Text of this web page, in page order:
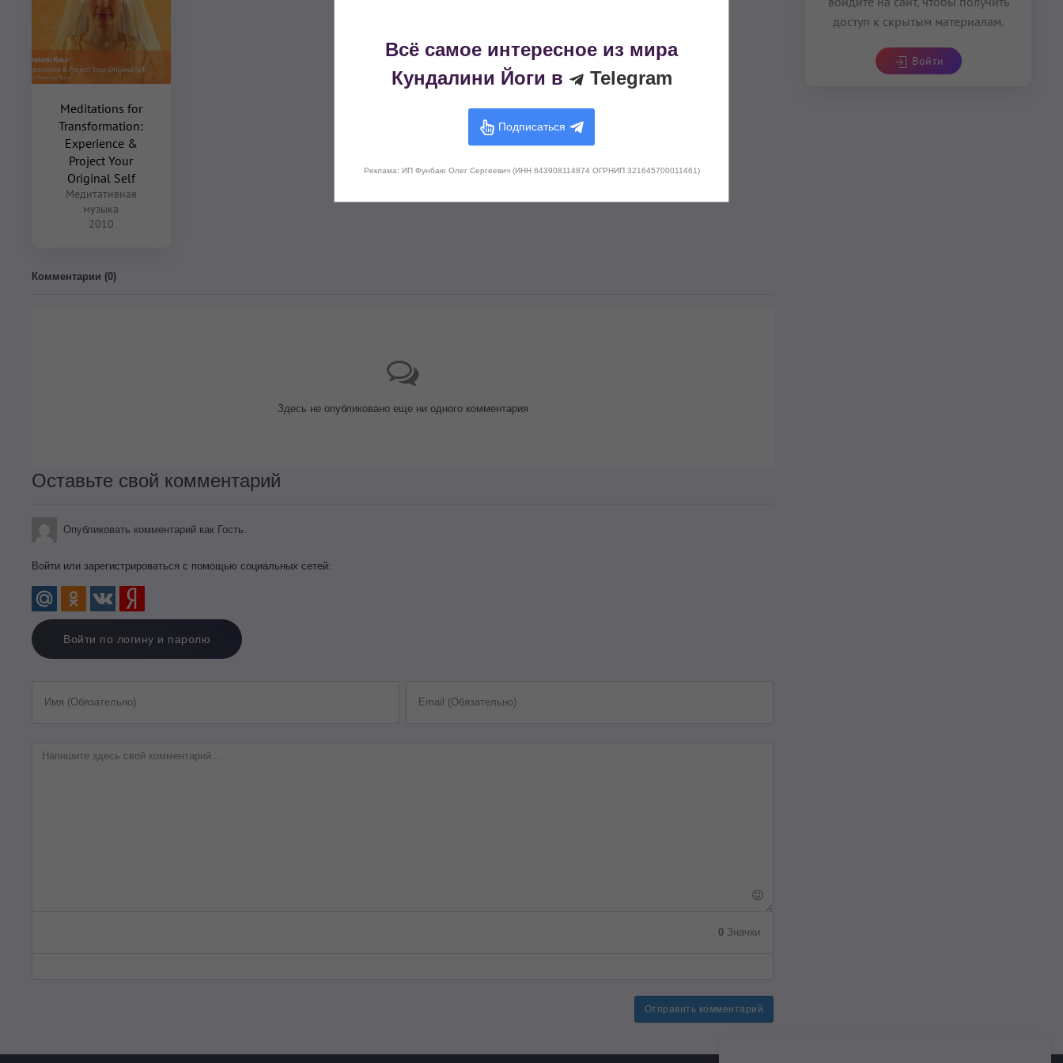
Meditations for
Transformation:
Experience &
Project Your
Original Self
Медитативная
музыка
2010
Комментарии (0)
Здесь не опубликовано еще ни одного комментария
Оставьте свой комментарий
Опубликовать комментарий как Гость.
Войти или зарегистрироваться с помощью социальных сетей:
Войти по логину и паролю
Имя (Обязательно) Email (Обязательно)
0 Значки
Отправить комментарий
доступ к скрытым материалам.
Войти
Всё самое интересное из мира
Кундалини Йоги в
Telegram
Подписаться
Реклама: ИП Фунбаю Олег Сергеевич (ИНН 643908114874 ОГРНИП 321645700011461)